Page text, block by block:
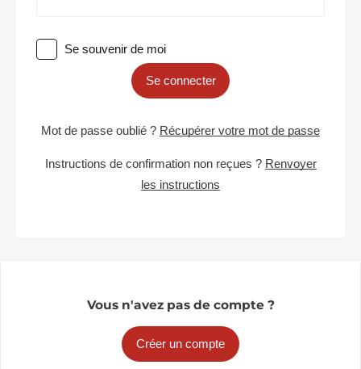
Se souvenir de moi
Se connecter
Mot de passe oublié ? Récupérer votre mot de passe
Instructions de confirmation non reçues ? Renvoyer
les instructions
Vous n'avez pas de compte ?
Créer un compte